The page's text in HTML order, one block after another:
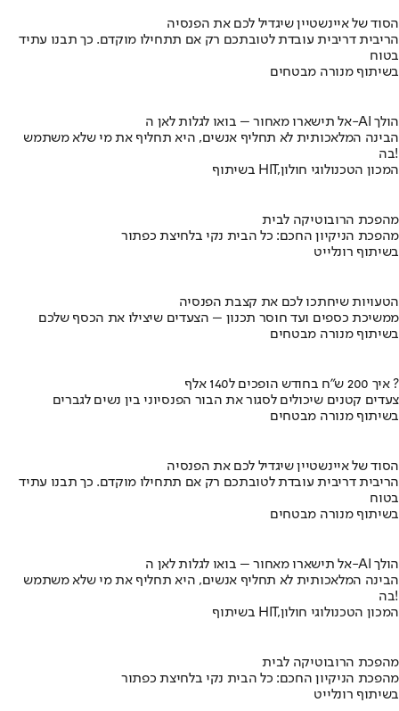
הסוד של איינשטיין שיגדיל לכם את הפנסיה
הריבית דריבית עובדת לטובתכם רק אם תתחילו מוקדם. כך תבנו עתיד
בטוח
בשיתוף מנורה מבטחים
אל תישארו מאחור – בואו לגלות לאן ה-AI הולך
הבינה המלאכותית לא תחליף אנשים, היא תחליף את מי שלא משתמש
בה!
בשיתוף HIT,המכון הטכנולוגי חולון
מהפכת הרובוטיקה לבית
מהפכת הניקיון החכם: כל הבית נקי בלחיצת כפתור
בשיתוף רונלייט
הטעויות שיחתכו לכם את קצבת הפנסיה
ממשיכת כספים ועד חוסר תכנון – הצעדים שיצילו את הכסף שלכם
בשיתוף מנורה מבטחים
איך 200 ש"ח בחודש הופכים ל140 אלף ?
צעדים קטנים שיכולים לסגור את הבור הפנסיוני בין נשים לגברים
בשיתוף מנורה מבטחים
הסוד של איינשטיין שיגדיל לכם את הפנסיה
הריבית דריבית עובדת לטובתכם רק אם תתחילו מוקדם. כך תבנו עתיד
בטוח
בשיתוף מנורה מבטחים
אל תישארו מאחור – בואו לגלות לאן ה-AI הולך
הבינה המלאכותית לא תחליף אנשים, היא תחליף את מי שלא משתמש
בה!
בשיתוף HIT,המכון הטכנולוגי חולון
מהפכת הרובוטיקה לבית
מהפכת הניקיון החכם: כל הבית נקי בלחיצת כפתור
בשיתוף רונלייט